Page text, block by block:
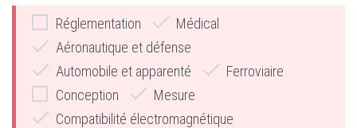
Réglementation
Médical
Aéronautique et défense
Automobile et apparenté
Ferroviaire
Conception
Mesure
Compatibilité électromagnétique